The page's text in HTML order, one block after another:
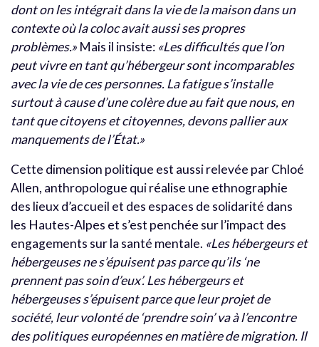
dont on les intégrait dans la vie de la maison dans un
contexte où la coloc avait aussi ses propres
problèmes.» Mais il insiste: «Les difficultés que l’on
peut vivre en tant qu’hébergeur sont incomparables
avec la vie de ces personnes. La fatigue s’installe
surtout à cause d’une colère due au fait que nous, en
tant que citoyens et citoyennes, devons pallier aux
manquements de l’État.»
Cette dimension politique est aussi relevée par Chloé
Allen, anthropologue qui réalise une ethnographie
des lieux d’accueil et des espaces de solidarité dans
les Hautes-Alpes et s’est penchée sur l’impact des
engagements sur la santé mentale. «Les hébergeurs et
hébergeuses ne s’épuisent pas parce qu’ils ‘ne
prennent pas soin d’eux’. Les hébergeurs et
hébergeuses s’épuisent parce que leur projet de
société, leur volonté de ‘prendre soin’ va à l’encontre
des politiques européennes en matière de migration. Il